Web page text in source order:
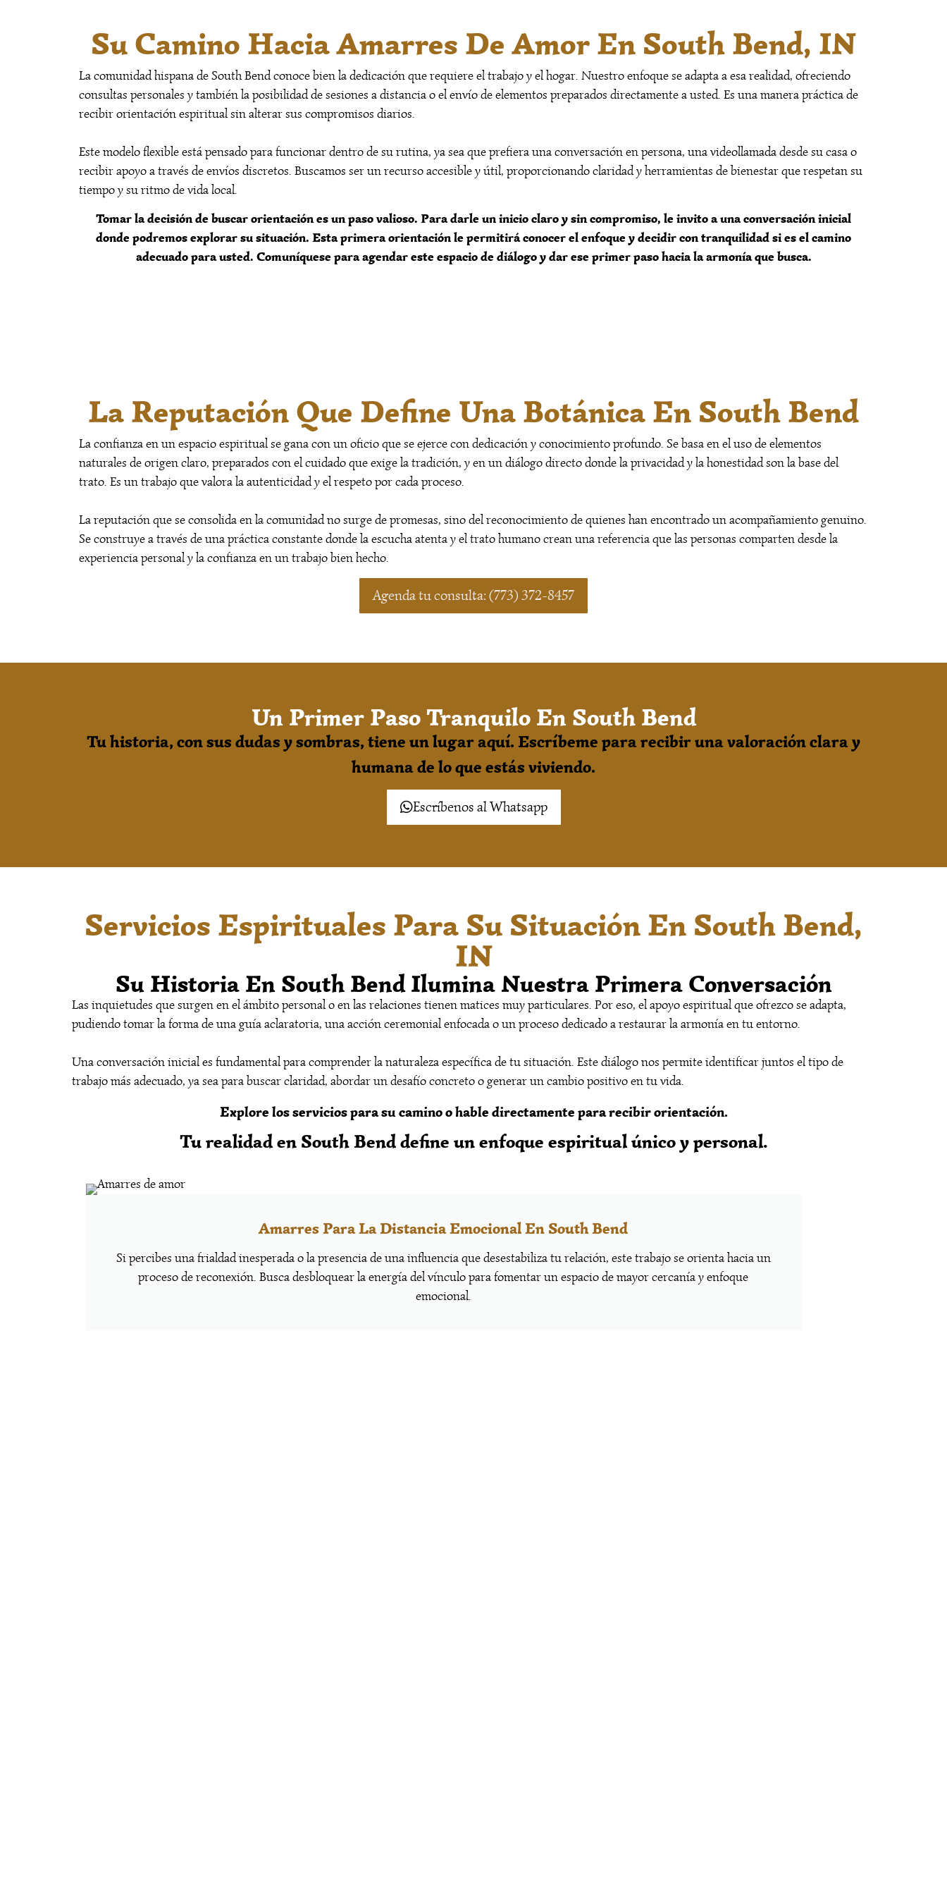
Su Camino Hacia Amarres De Amor En South Bend, IN
La comunidad hispana de South Bend conoce bien la dedicación que requiere el trabajo y el hogar. Nuestro enfoque se adapta a esa realidad, ofreciendo
consultas personales y también la posibilidad de sesiones a distancia o el envío de elementos preparados directamente a usted. Es una manera práctica de
recibir orientación espiritual sin alterar sus compromisos diarios.
Este modelo flexible está pensado para funcionar dentro de su rutina, ya sea que prefiera una conversación en persona, una videollamada desde su casa o
recibir apoyo a través de envíos discretos. Buscamos ser un recurso accesible y útil, proporcionando claridad y herramientas de bienestar que respetan su
tiempo y su ritmo de vida local.
Tomar la decisión de buscar orientación es un paso valioso. Para darle un inicio claro y sin compromiso, le invito a una conversación inicial
donde podremos explorar su situación. Esta primera orientación le permitirá conocer el enfoque y decidir con tranquilidad si es el camino
adecuado para usted. Comuníquese para agendar este espacio de diálogo y dar ese primer paso hacia la armonía que busca.
La Reputación Que Define Una Botánica En South Bend
La confianza en un espacio espiritual se gana con un oficio que se ejerce con dedicación y conocimiento profundo. Se basa en el uso de elementos
naturales de origen claro, preparados con el cuidado que exige la tradición, y en un diálogo directo donde la privacidad y la honestidad son la base del
trato. Es un trabajo que valora la autenticidad y el respeto por cada proceso.
La reputación que se consolida en la comunidad no surge de promesas, sino del reconocimiento de quienes han encontrado un acompañamiento genuino.
Se construye a través de una práctica constante donde la escucha atenta y el trato humano crean una referencia que las personas comparten desde la
experiencia personal y la confianza en un trabajo bien hecho.
Agenda tu consulta: (773) 372-8457
Un Primer Paso Tranquilo En South Bend
Tu historia, con sus dudas y sombras, tiene un lugar aquí. Escríbeme para recibir una valoración clara y
humana de lo que estás viviendo.
Escríbenos al Whatsapp
Servicios Espirituales Para Su Situación En South Bend,
IN
Su Historia En South Bend Ilumina Nuestra Primera Conversación
Las inquietudes que surgen en el ámbito personal o en las relaciones tienen matices muy particulares. Por eso, el apoyo espiritual que ofrezco se adapta,
pudiendo tomar la forma de una guía aclaratoria, una acción ceremonial enfocada o un proceso dedicado a restaurar la armonía en tu entorno.
Una conversación inicial es fundamental para comprender la naturaleza específica de tu situación. Este diálogo nos permite identificar juntos el tipo de
trabajo más adecuado, ya sea para buscar claridad, abordar un desafío concreto o generar un cambio positivo en tu vida.
Explore los servicios para su camino o hable directamente para recibir orientación.
Tu realidad en South Bend define un enfoque espiritual único y personal.
Amarres Para La Distancia Emocional En South Bend
Si percibes una frialdad inesperada o la presencia de una influencia que desestabiliza tu relación, este trabajo se orienta hacia un
proceso de reconexión. Busca desbloquear la energía del vínculo para fomentar un espacio de mayor cercanía y enfoque
emocional.